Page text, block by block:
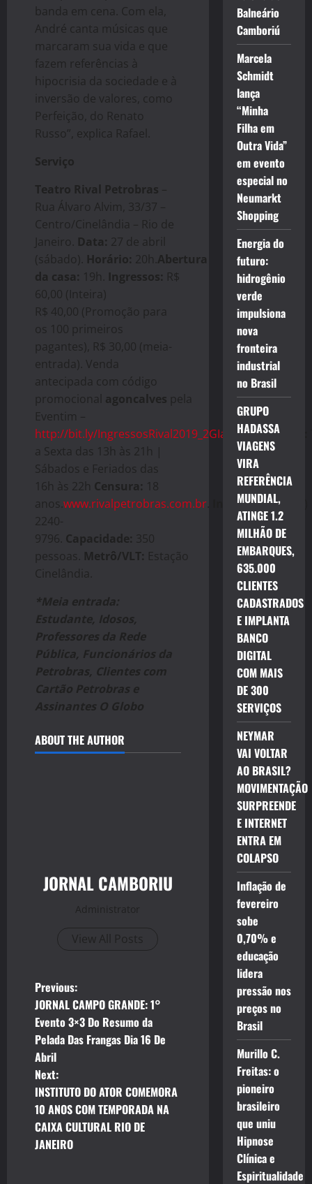
banda em cena. Com ela,
André canta músicas que
marcaram sua vida e que
fazem referências à
hipocrisia da sociedade e à
inversão de valores, como
Perfeição, do Renato
Russo”, explica Rafael.
Serviço
Teatro Rival Petrobras –
Rua Álvaro Alvim, 33/37 –
Centro/Cinelândia – Rio de
Janeiro. Data: 27 de abril
(sábado). Horário: 20h. Abertura
da casa: 19h. Ingressos: R$
60,00 (Inteira)
R$ 40,00 (Promoção para
os 100 primeiros
pagantes), R$ 30,00 (meia-
entrada). Venda
antecipada com código
promocional agoncalves pela
Eventim –
http://bit.ly/IngressosRival2019_2GIaEKpBilheteria:
a Sexta das 13h às 21h |
Sábados e Feriados das
16h às 22h Censura: 18
anos. www.rivalpetrobras.com.br Informações:
2240-
9796. Capacidade: 350
pessoas. Metrô/VLT: Estação
Cinelândia.
*Meia entrada:
Estudante, Idosos,
Professores da Rede
Pública, Funcionários da
Petrobras, Clientes com
Cartão Petrobras e
Assinantes O Globo
ABOUT THE AUTHOR
JORNAL CAMBORIU
Administrator
View All Posts
P
o
s
t
n
a
Previous:
JORNAL CAMPO GRANDE: 1°
Evento 3×3 Do Resumo da
Pelada Das Frangas Dia 16 De
Abril
Next:
INSTITUTO DO ATOR COMEMORA
10 ANOS COM TEMPORADA NA
CAIXA CULTURAL RIO DE
JANEIRO
Balneário
Camboriú
Marcela
Schmidt
lança
“Minha
Filha em
Outra Vida”
em evento
especial no
Neumarkt
Shopping
Energia do
futuro:
hidrogênio
verde
impulsiona
nova
fronteira
industrial
no Brasil
GRUPO
HADASSA
VIAGENS
VIRA
REFERÊNCIA
MUNDIAL,
ATINGE 1.2
MILHÃO DE
EMBARQUES,
635.000
CLIENTES
CADASTRADOS
E IMPLANTA
BANCO
DIGITAL
COM MAIS
DE 300
SERVIÇOS
NEYMAR
VAI VOLTAR
AO BRASIL?
MOVIMENTAÇÃO
SURPREENDE
E INTERNET
ENTRA EM
COLAPSO
Inflação de
fevereiro
sobe
0,70% e
educação
lidera
pressão nos
preços no
Brasil
Murillo C.
Freitas: o
pioneiro
brasileiro
que uniu
Hipnose
Clínica e
Espiritualidade